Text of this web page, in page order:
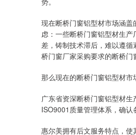
现在断桥门窗铝型材市场涵
虑：一些断桥门窗铝型材生
差，铸制技术滞后，难以遵
桥门窗厂家采购要求的断桥门
那么现在的断桥门窗铝型材
广东省资深断桥门窗铝型材
ISO9001质量管理体系，确认
惠尔美拥有后文服务特点，使